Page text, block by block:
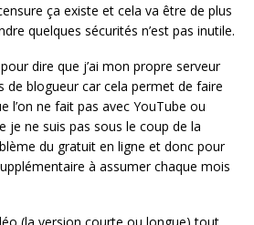
ça existe et cela va être de plus
quelques sécurités n’est pas inutile.
dire que j’ai mon propre serveur
de blogueur car cela permet de faire
l’on ne fait pas avec YouTube ou
je ne suis pas sous le coup de la
du gratuit en ligne et donc pour
à assumer chaque mois
(la version courte ou longue) tout